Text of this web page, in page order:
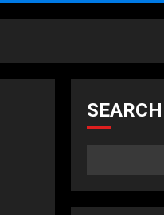
SEARCH